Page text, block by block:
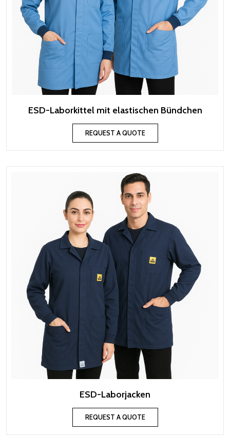
ESD-Laborkittel mit elastischen Bündchen
REQUEST A QUOTE
ESD-Laborjacken
REQUEST A QUOTE